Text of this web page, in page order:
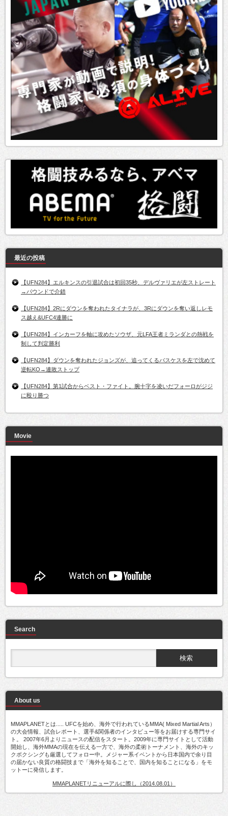
最近の投稿
【UFN284】エルキンスの引退試合は初回35秒、デルヴァリエが左ストレート
→パウンドで介錯
【UFN284】2Rにダウンを奪われたタイナラが、3Rにダウンを奪い返しレモ
ス越え&UFC4連勝に
【UFN284】インカーフを軸に攻めたソウザ、元LFA王者ミランダとの熱戦を
制して判定勝利
【UFN284】ダウンを奪われたジョンズが、追ってくるバスケスを左で沈めて
逆転KO→連敗ストップ
【UFN284】第1試合からベスト・ファイト。腕十字を凌いだフォーロがジジ
に殴り勝つ
Movie
Search
About us
MMAPLANETとは..... UFCを始め、海外で行われているMMA( Mixed Martial Arts）
の大会情報、試合レポート、選手&関係者のインタビュー等をお届けする専門サイ
ト。 2007年6月よりニュースの配信をスタート。2009年に専門サイトとして活動
開始し、海外MMAの現在を伝える一方で、海外の柔術トーナメント、海外のキッ
クボクシングも厳選してフォロー中。メジャー系イベントから日本国内で余り目
の届かない良質の格闘技まで「海外を知ることで、国内を知ることになる」をモ
ットーに発信します。
MMAPLANETリニューアルに際し（2014.08.01）